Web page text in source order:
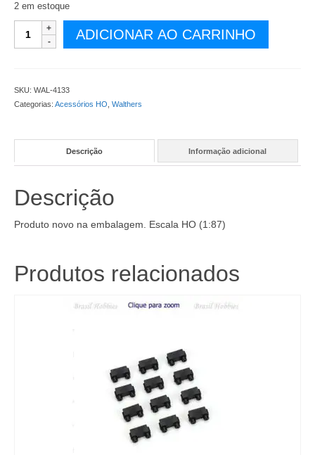
2 em estoque
Tabuas
Soltas
-
4133
ADICIONAR AO CARRINHO
SKU: WAL-4133
Categorias: Acessórios HO Walthers
Descrição Informação adicional
Descrição
Produto novo na embalagem. Escala HO (1:87)
Produtos relacionados